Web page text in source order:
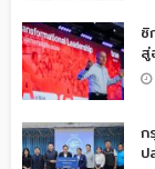
ซิ
สู่
ก
ป